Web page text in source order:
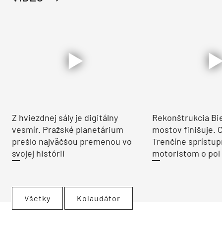
Z hviezdnej sály je digitálny
vesmír. Pražské planetárium
prešlo najväčšou premenou vo
svojej histórii
Rekonštrukcia
mostov finišuje.
Trenčíne
motoristom o pol
Všetky Kolaudátor